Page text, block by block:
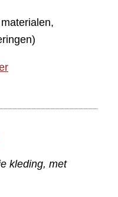
kleding, met